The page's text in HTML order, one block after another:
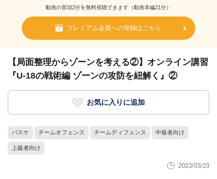
動画の冒頭2分を無料視聴できます（動画本編21分）
プレミアム会員への登録はこちら
【局面整理からゾーンを考える②】オンライン講習
『U-18の戦術編 ゾーンの攻防を紐解く』②
お気に入りに追加
バスケ チームオフェンス チームディフェンス 中級者向け
上級者向け
2023/03/23